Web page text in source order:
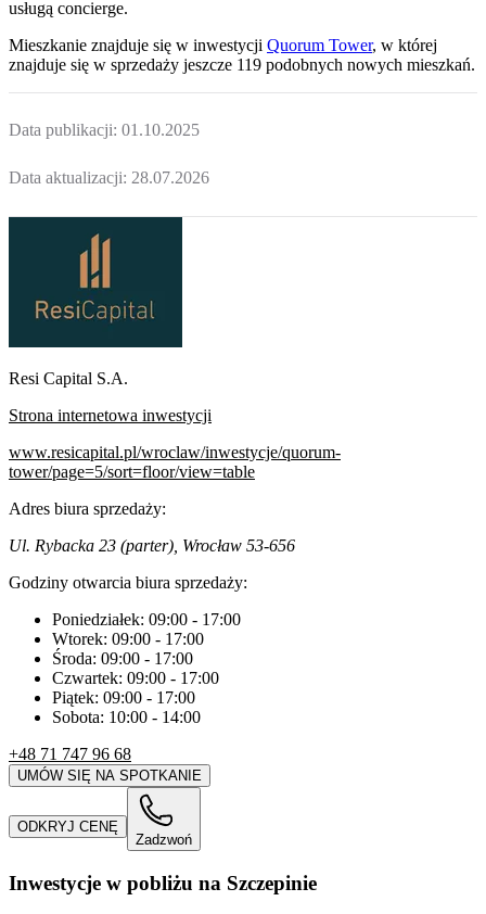
usługą concierge.
Mieszkanie znajduje się w inwestycji Quorum Tower, w której
znajduje się w sprzedaży jeszcze 119 podobnych nowych mieszkań.
Data publikacji: 01.10.2025
Data aktualizacji: 28.07.2026
Resi Capital S.A.
Strona internetowa inwestycji
www.resicapital.pl/wroclaw/inwestycje/quorum-
tower/page=5/sort=floor/view=table
Adres biura sprzedaży:
Ul. Rybacka 23 (parter), Wrocław 53-656
Godziny otwarcia biura sprzedaży:
Poniedziałek: 09:00 - 17:00
Wtorek: 09:00 - 17:00
Środa: 09:00 - 17:00
Czwartek: 09:00 - 17:00
Piątek: 09:00 - 17:00
Sobota: 10:00 - 14:00
+48 71 747 96 68
UMÓW SIĘ NA SPOTKANIE
ODKRYJ CENĘ
Zadzwoń
Inwestycje w pobliżu na Szczepinie